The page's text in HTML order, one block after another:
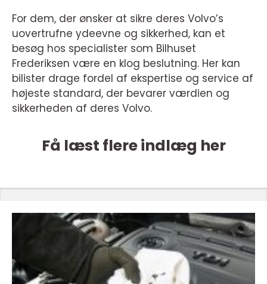
For dem, der ønsker at sikre deres Volvo’s
uovertrufne ydeevne og sikkerhed, kan et
besøg hos specialister som Bilhuset
Frederiksen være en klog beslutning. Her kan
bilister drage fordel af ekspertise og service af
højeste standard, der bevarer værdien og
sikkerheden af deres Volvo.
Få læst flere indlæg her